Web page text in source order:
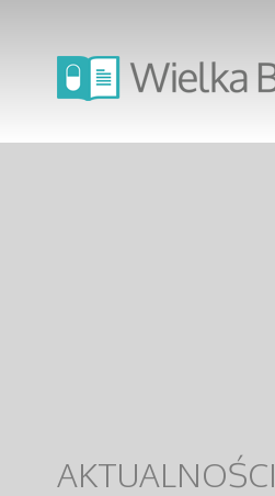
AKTUALNOŚCI